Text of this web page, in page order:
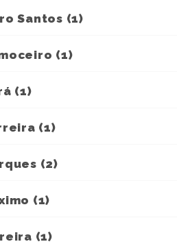
Santos (1)
(1)
(1)
(1)
(2)
(1)
(1)